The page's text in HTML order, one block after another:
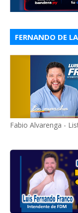
FERNANDO DE
Fabio Alvarenga -